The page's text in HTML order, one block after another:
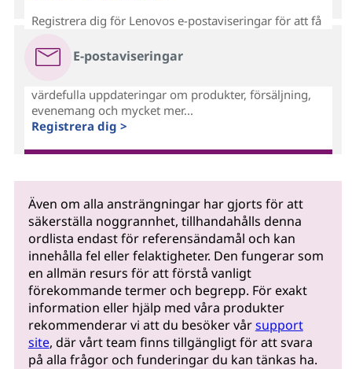
E-postaviseringar
Registrera dig för Lenovos e-postaviseringar för att få
värdefulla uppdateringar om produkter, försäljning,
evenemang och mycket mer...
Registrera dig >
Även om alla ansträngningar har gjorts för att
säkerställa noggrannhet, tillhandahålls denna
ordlista endast för referensändamål och kan
innehålla fel eller felaktigheter. Den fungerar som
en allmän resurs för att förstå vanligt
förekommande termer och begrepp. För exakt
information eller hjälp med våra produkter
rekommenderar vi att du besöker vårsupport
site, där vårt team finns tillgängligt för att svara
på alla frågor och funderingar du kan tänkas ha.